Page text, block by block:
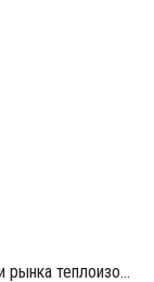
СИБУР и QAZ IZOL договорились о развитии рынка теплоизоляционных материалов в Казахстане